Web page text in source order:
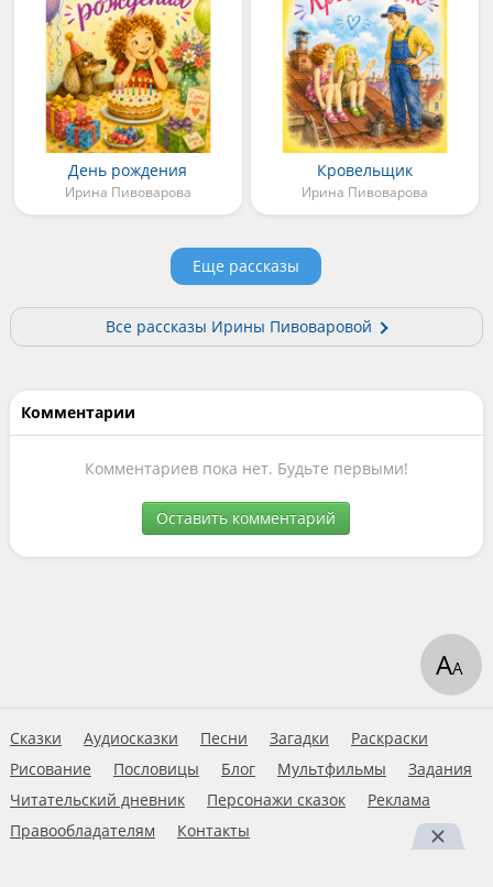
День рождения
Ирина Пивоварова
Кровельщик
Ирина Пивоварова
Еще рассказы
Все рассказы Ирины Пивоваровой
Комментарии
Комментариев пока нет. Будьте первыми!
Оставить комментарий
Сказки Аудиосказки Песни Загадки
Раскраски
Рисование
Пословицы Блог Мультфильмы
Задания
Читательский дневник
Персонажи сказок
Реклама
Правообладателям
Контакты
АА